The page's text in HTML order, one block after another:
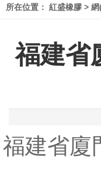
所在位置： 紅盛橡膠 >
福建省
福建省廈